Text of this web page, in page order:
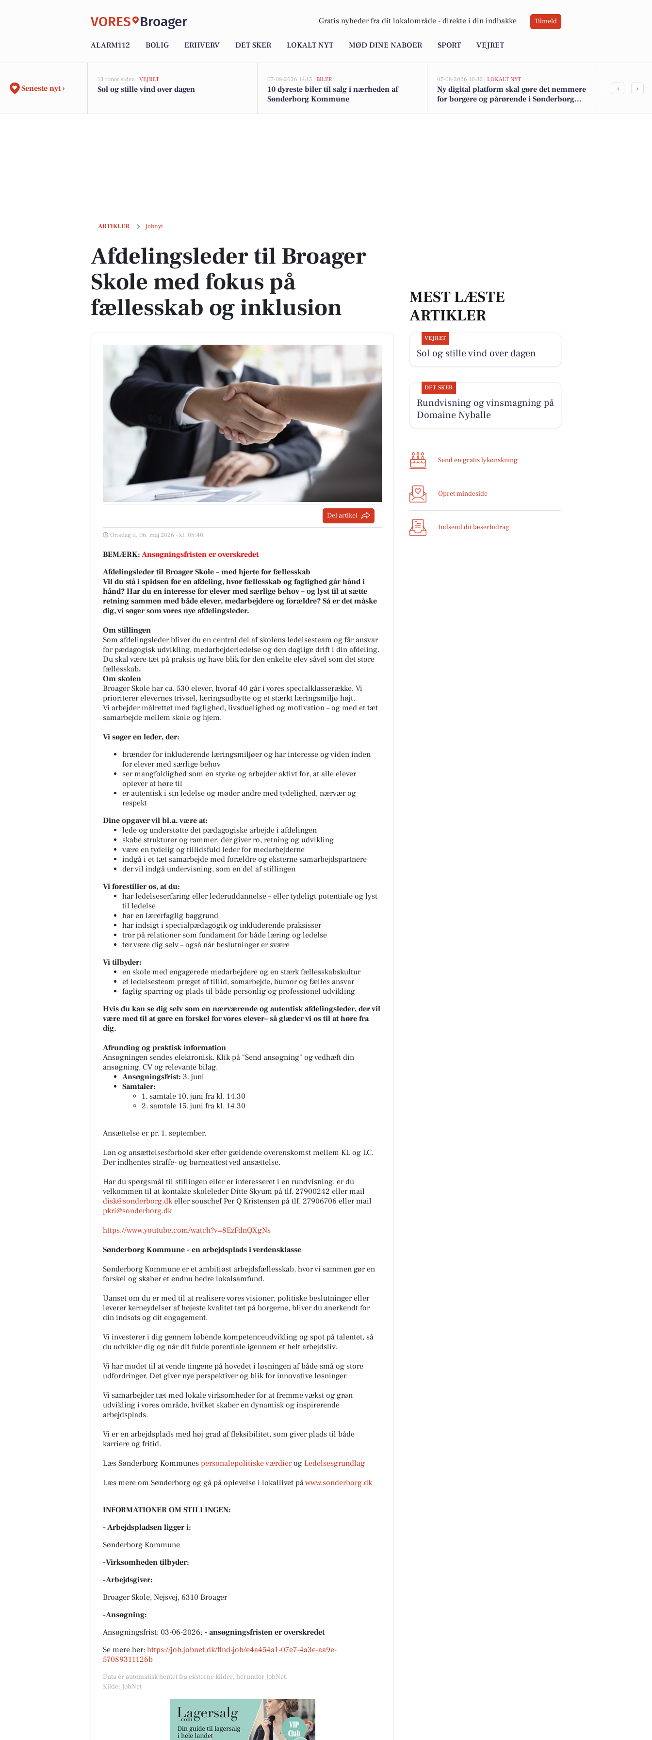
VORES Broager Gratis nyheder fra dit lokalområde - direkte i din indbakke Tilmeld
ALARM112 BOLIG ERHVERV DET SKER LOKALT NYT MØD DINE NABOER SPORT VEJRET
Seneste nyt ›
13 timer siden | VEJRET
Sol og stille vind over dagen
07-08-2026 14:15 | BILER
10 dyreste biler til salg i nærheden af
Sønderborg Kommune
07-08-2026 10:35 | LOKALT NYT
Ny digital platform skal gøre det nemmere
for borgere og pårørende i Sønderborg
Savner du
‹ ›
ARTIKLER Jobnyt
Afdelingsleder til Broager Skole med fokus på fællesskab og inklusion
Afdelingsleder til Broager
Skole med fokus på
fællesskab og inklusion
Del artikel
Onsdag d. 06. maj 2026 - kl. 08:40
BEMÆRK: Ansøgningsfristen er overskredet
Afdelingsleder til Broager Skole – med hjerte for fællesskab
Vil du stå i spidsen for en afdeling, hvor fællesskab og faglighed går hånd i
hånd? Har du en interesse for elever med særlige behov – og lyst til at sætte
retning sammen med både elever, medarbejdere og forældre? Så er det måske
dig, vi søger som vores nye afdelingsleder.
Om stillingen
Som afdelingsleder bliver du en central del af skolens ledelsesteam og får ansvar
for pædagogisk udvikling, medarbejderledelse og den daglige drift i din afdeling.
Du skal være tæt på praksis og have blik for den enkelte elev såvel som det store
fællesskab.
Om skolen
Broager Skole har ca. 530 elever, hvoraf 40 går i vores specialklasserække. Vi
prioriterer elevernes trivsel, læringsudbytte og et stærkt læringsmiljø højt.
Vi arbejder målrettet med faglighed, livsduelighed og motivation – og med et tæt
samarbejde mellem skole og hjem.
Vi søger en leder, der:
brænder for inkluderende læringsmiljøer og har interesse og viden inden
for elever med særlige behov
ser mangfoldighed som en styrke og arbejder aktivt for, at alle elever
oplever at høre til
er autentisk i sin ledelse og møder andre med tydelighed, nærvær og
respekt
Dine opgaver vil bl.a. være at:
lede og understøtte det pædagogiske arbejde i afdelingen
skabe strukturer og rammer, der giver ro, retning og udvikling
være en tydelig og tillidsfuld leder for medarbejderne
indgå i et tæt samarbejde med forældre og eksterne samarbejdspartnere
der vil indgå undervisning, som en del af stillingen
Vi forestiller os, at du:
har ledelseserfaring eller lederuddannelse – eller tydeligt potentiale og lyst
til ledelse
har en lærerfaglig baggrund
har indsigt i specialpædagogik og inkluderende praksisser
tror på relationer som fundament for både læring og ledelse
tør være dig selv – også når beslutninger er svære
Vi tilbyder:
en skole med engagerede medarbejdere og en stærk fællesskabskultur
et ledelsesteam præget af tillid, samarbejde, humor og fælles ansvar
faglig sparring og plads til både personlig og professionel udvikling
Hvis du kan se dig selv som en nærværende og autentisk afdelingsleder, der vil
være med til at gøre en forskel for vores elever– så glæder vi os til at høre fra
dig.
Afrunding og praktisk information
Ansøgningen sendes elektronisk. Klik på "Send ansøgning" og vedhæft din
ansøgning, CV og relevante bilag.
Ansøgningsfrist: 3. juni
Samtaler:
1. samtale 10. juni fra kl. 14.30
2. samtale 15. juni fra kl. 14.30
Ansættelse er pr. 1. september.
Løn og ansættelsesforhold sker efter gældende overenskomst mellem KL og LC.
Der indhentes straffe- og børneattest ved ansættelse.
Har du spørgsmål til stillingen eller er interesseret i en rundvisning, er du
velkommen til at kontakte skoleleder Ditte Skyum på tlf. 27900242 eller mail
disk@sonderborg.dkeller souschef Per Q Kristensen på tlf. 27906706 eller mail
pkri@sonderborg.dk
https://www.youtube.com/watch?v=8EzFdnQXgNs
Sønderborg Kommune - en arbejdsplads i verdensklasse
Sønderborg Kommune er et ambitiøst arbejdsfællesskab, hvor vi sammen gør en
forskel og skaber et endnu bedre lokalsamfund.
Uanset om du er med til at realisere vores visioner, politiske beslutninger eller
leverer kerneydelser af højeste kvalitet tæt på borgerne, bliver du anerkendt for
din indsats og dit engagement.
Vi investerer i dig gennem løbende kompetenceudvikling og spot på talentet, så
du udvikler dig og når dit fulde potentiale igennem et helt arbejdsliv.
Vi har modet til at vende tingene på hovedet i løsningen af både små og store
udfordringer. Det giver nye perspektiver og blik for innovative løsninger.
Vi samarbejder tæt med lokale virksomheder for at fremme vækst og grøn
udvikling i vores område, hvilket skaber en dynamisk og inspirerende
arbejdsplads.
Vi er en arbejdsplads med høj grad af fleksibilitet, som giver plads til både
karriere og fritid.
Læs Sønderborg Kommunes personalepolitiske værdierog Ledelsesgrundlag
Læs mere om Sønderborg og gå på oplevelse i lokallivet påwww.sonderborg.dk
INFORMATIONER OM STILLINGEN:
- Arbejdspladsen ligger i:
Sønderborg Kommune
-Virksomheden tilbyder:
-Arbejdsgiver:
Broager Skole, Nejsvej, 6310 Broager
-Ansøgning:
Ansøgningsfrist: 03-06-2026; - ansøgningsfristen er overskredet
Se mere her: https://job.jobnet.dk/find-job/e4a454a1-07e7-4a3e-aa9e-
57089311126b
Data er automatisk hentet fra eksterne kilder, herunder JobNet.
Kilde: JobNet
MEST LÆSTE
ARTIKLER
VEJRET
Sol og stille vind over dagen
DET SKER
Rundvisning og vinsmagning på
Domaine Nyballe
Send en gratis lykønskning
Opret mindeside
Indsend dit læserbidrag